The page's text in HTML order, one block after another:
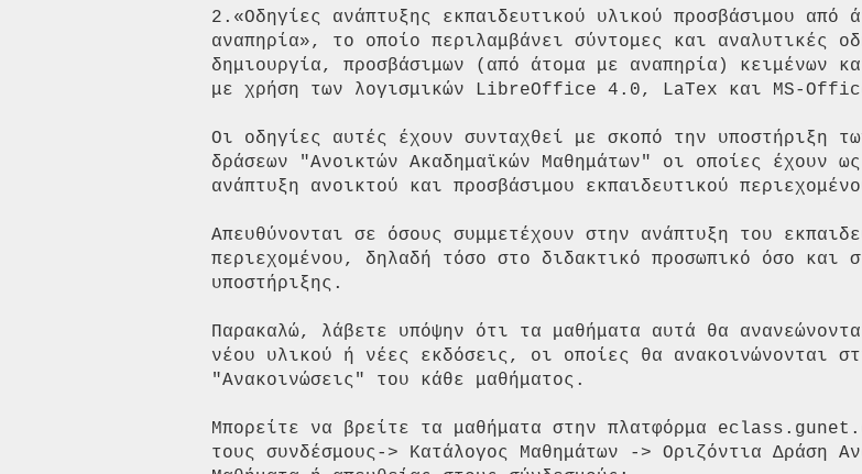
2.«Οδηγίες ανάπτυξης εκπαιδευτικού υλικού προσβάσιμου από
αναπηρία», το οποίο περιλαμβάνει σύντομες και αναλυτικές
δημιουργία, προσβάσιμων (από άτομα με αναπηρία) κειμένων
με χρήση των λογισμικών LibreOffice 4.0, LaTex και MS-
Oι οδηγίες αυτές έχουν συνταχθεί με σκοπό την υποστήριξη
δράσεων "Ανοικτών Ακαδημαϊκών Μαθημάτων" οι οποίες έχουν
ανάπτυξη ανοικτού και προσβάσιμου εκπαιδευτικού
Aπευθύνονται σε όσους συμμετέχουν στην ανάπτυξη του
περιεχομένου, δηλαδή τόσο στο διδακτικό προσωπικό όσο και
υποστήριξης.
Παρακαλώ, λάβετε υπόψην ότι τα μαθήματα αυτά θα
νέου υλικού ή νέες εκδόσεις, οι οποίες θα ανακοινώνονται
"Ανακοινώσεις" του κάθε μαθήματος.
Μπορείτε να βρείτε τα μαθήματα στην πλατφόρμα
τους συνδέσμους-> Κατάλογος Μαθημάτων -> Οριζόντια Δράση